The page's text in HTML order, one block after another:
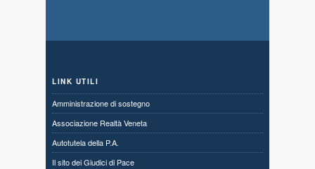
LINK UTILI
Amministrazione di sostegno
Associazione Realtà Veneta
Autotutela della P.A.
Il sito dei Giudici di Pace